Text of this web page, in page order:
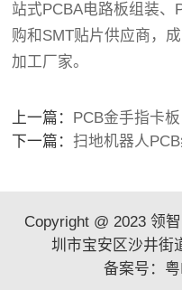
站式PCBA电路板组装、
购和SMT贴片供应商，
加工厂家。
上一篇： PCB金手指卡板
下一篇：扫地机器人
Copyright @ 2023 领
圳市宝安区沙井街
备案号：